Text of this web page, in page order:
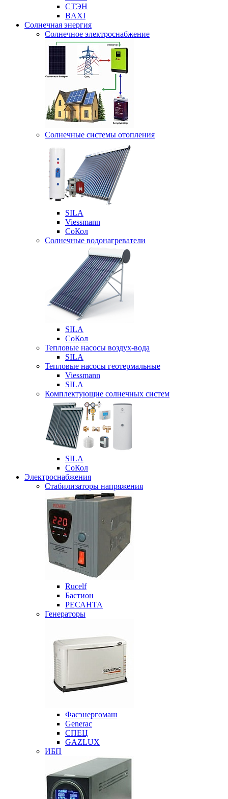
СТЭН
BAXI
Солнечная энергия
Солнечное электроснабжение
Солнечные системы отопления
SILA
Viessmann
СоКол
Солнечные водонагреватели
SILA
СоКол
Тепловые насосы воздух-вода
SILA
Тепловые насосы геотермальные
Viessmann
SILA
Комплектующие солнечных систем
SILA
СоКол
Электроснабжения
Стабилизаторы напряжения
Rucelf
Бастион
РЕСАНТА
Генераторы
Фасэнергомаш
Generac
СПЕЦ
GAZLUX
ИБП